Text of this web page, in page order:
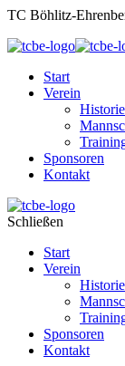
TC Böhlitz-
Start
Verein
Historie
Sponsoren
Kontakt
Schließen
Start
Verein
Historie
Sponsoren
Kontakt